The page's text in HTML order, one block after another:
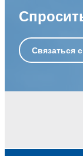
Связаться